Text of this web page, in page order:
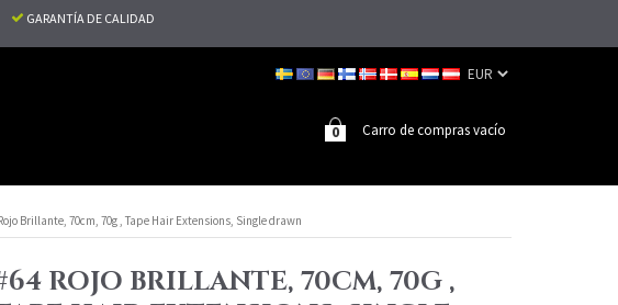
GARANTÍA DE CALIDAD
Carro de compras vacío
0
Brillante, 70cm, 70g , Tape Hair Extensions, Single drawn
ROJO BRILLANTE, 70CM, 70G ,